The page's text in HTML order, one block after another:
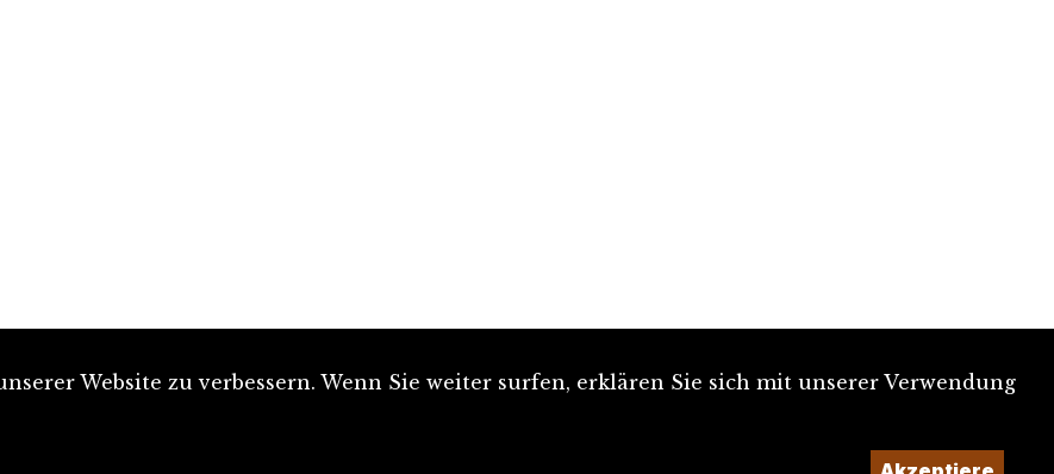
Website zu verbessern. Wenn Sie weiter surfen, erklären Sie sich mit unserer Verwendung